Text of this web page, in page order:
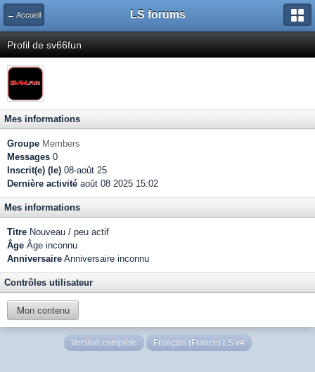
← Accueil LS forums
Profil de sv66fun
Mes informations
Groupe Members
Messages 0
Inscrit(e) (le) 08-août 25
Dernière activité août 08 2025 15:02
Mes informations
Titre Nouveau / peu actif
Âge Âge inconnu
Anniversaire Anniversaire inconnu
Contrôles utilisateur
Mon contenu
Version complète Français (France) LS v4